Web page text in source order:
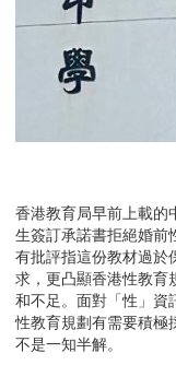
香港教育局早前上載的
生簽訂承諾書拒絕婚前
有批評指這份教材過於
求，更凸顯香港性教育
和不足。面對「性」資
性教育規劃有需要積極
不是一知半解。